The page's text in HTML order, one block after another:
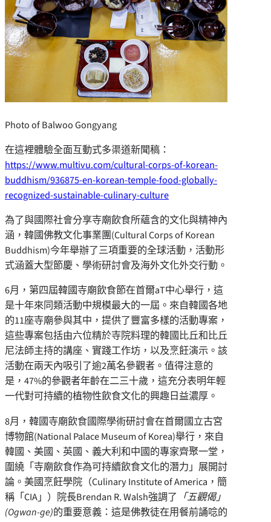
Photo of Balwoo Gongyang
在這裡體驗全面互動式多渠道新聞稿：
https://www.multivu.com/cultural-corps-of-korean-
buddhism/936875-en-korean-temple-food-globally-
recognized-sustainable-culinary-culture
為了與國際社會分享寺廟飲食所蘊含的文化與精神內
涵，韓國佛教文化事業團(Cultural Corps of Korean
Buddhism)今年舉辦了三項重要的全球活動，活動形
式涵蓋大型節慶、學術研討會及海外文化外交行動。
6月，第四屆韓國寺廟飲食節在首爾aT中心舉行，這
是十年來同類活動中規模最大的一屆。來自韓國各地
的11座寺廟參與其中，提供了豐富多樣的活動專案，
這些專案包括由六位精於寺院料理的韓國比丘和比丘
尼法師主持的講座、實踐工作坊，以及烹飪演示。該
活動在兩天內吸引了逾2萬名參觀者。值得注意的
是，47%的參觀者年齡在二三十歲，這充分表明年輕
一代對可持續的植物性飲食文化的興趣日益濃厚。
8月，韓國寺廟飲食國際學術研討會在首爾國立古宮
博物館(National Palace Museum of Korea)舉行，來自
韓國、美國、英國、義大利和中國的專家齊聚一堂，
圍繞「寺廟飲食作為可持續飲食文化的潛力」展開討
論。美國烹飪學院（Culinary Institute of America，簡
稱「CIA」）院長Brendan R. Walsh強調了 「五觀偈」
(Ogwan-ge)的重要意義：這是佛教徒在用餐前誦唸的